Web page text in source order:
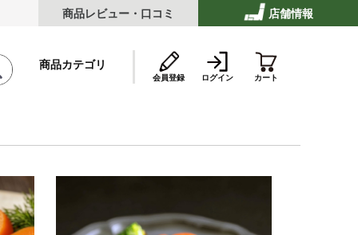
店舗情報
商品レビュー・口コミ
商品カテゴリ
ーキ
会員登録 ログイン カート